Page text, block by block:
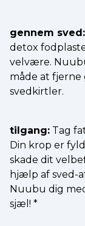
gennem sved:
detox
velvære.
måde at
svedkirtler.
tilgang: Tag
Din krop er
skade dit
hjælp af sved-
Nuubu dig
sjæl! *